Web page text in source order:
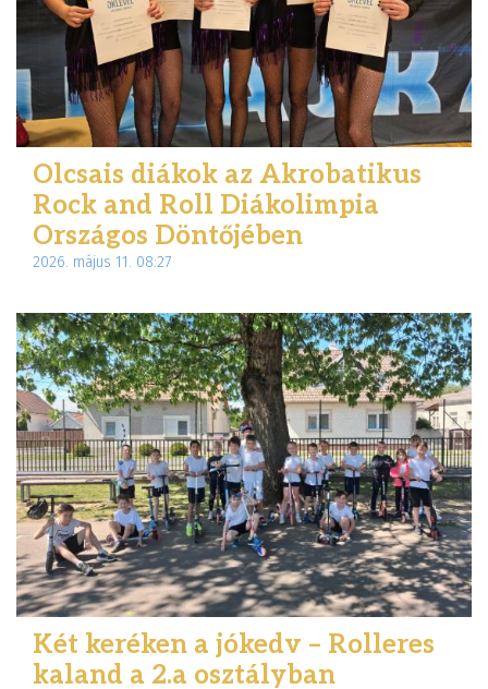
Olcsais diákok az Akrobatikus
Rock and Roll Diákolimpia
Országos Döntőjében
2026. május 11. 08:27
Két keréken a jókedv – Rolleres
kaland a 2.a osztályban